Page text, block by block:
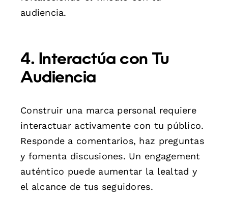
audiencia.
4. Interactúa con Tu
Audiencia
Construir una marca personal requiere
interactuar activamente con tu público.
Responde a comentarios, haz preguntas
y fomenta discusiones. Un engagement
auténtico puede aumentar la lealtad y
el alcance de tus seguidores.